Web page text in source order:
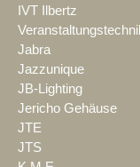
IVT Ilbertz
Jabra
Jazzunique
JB-Lighting
Jericho Gehäuse
JTE
JTS